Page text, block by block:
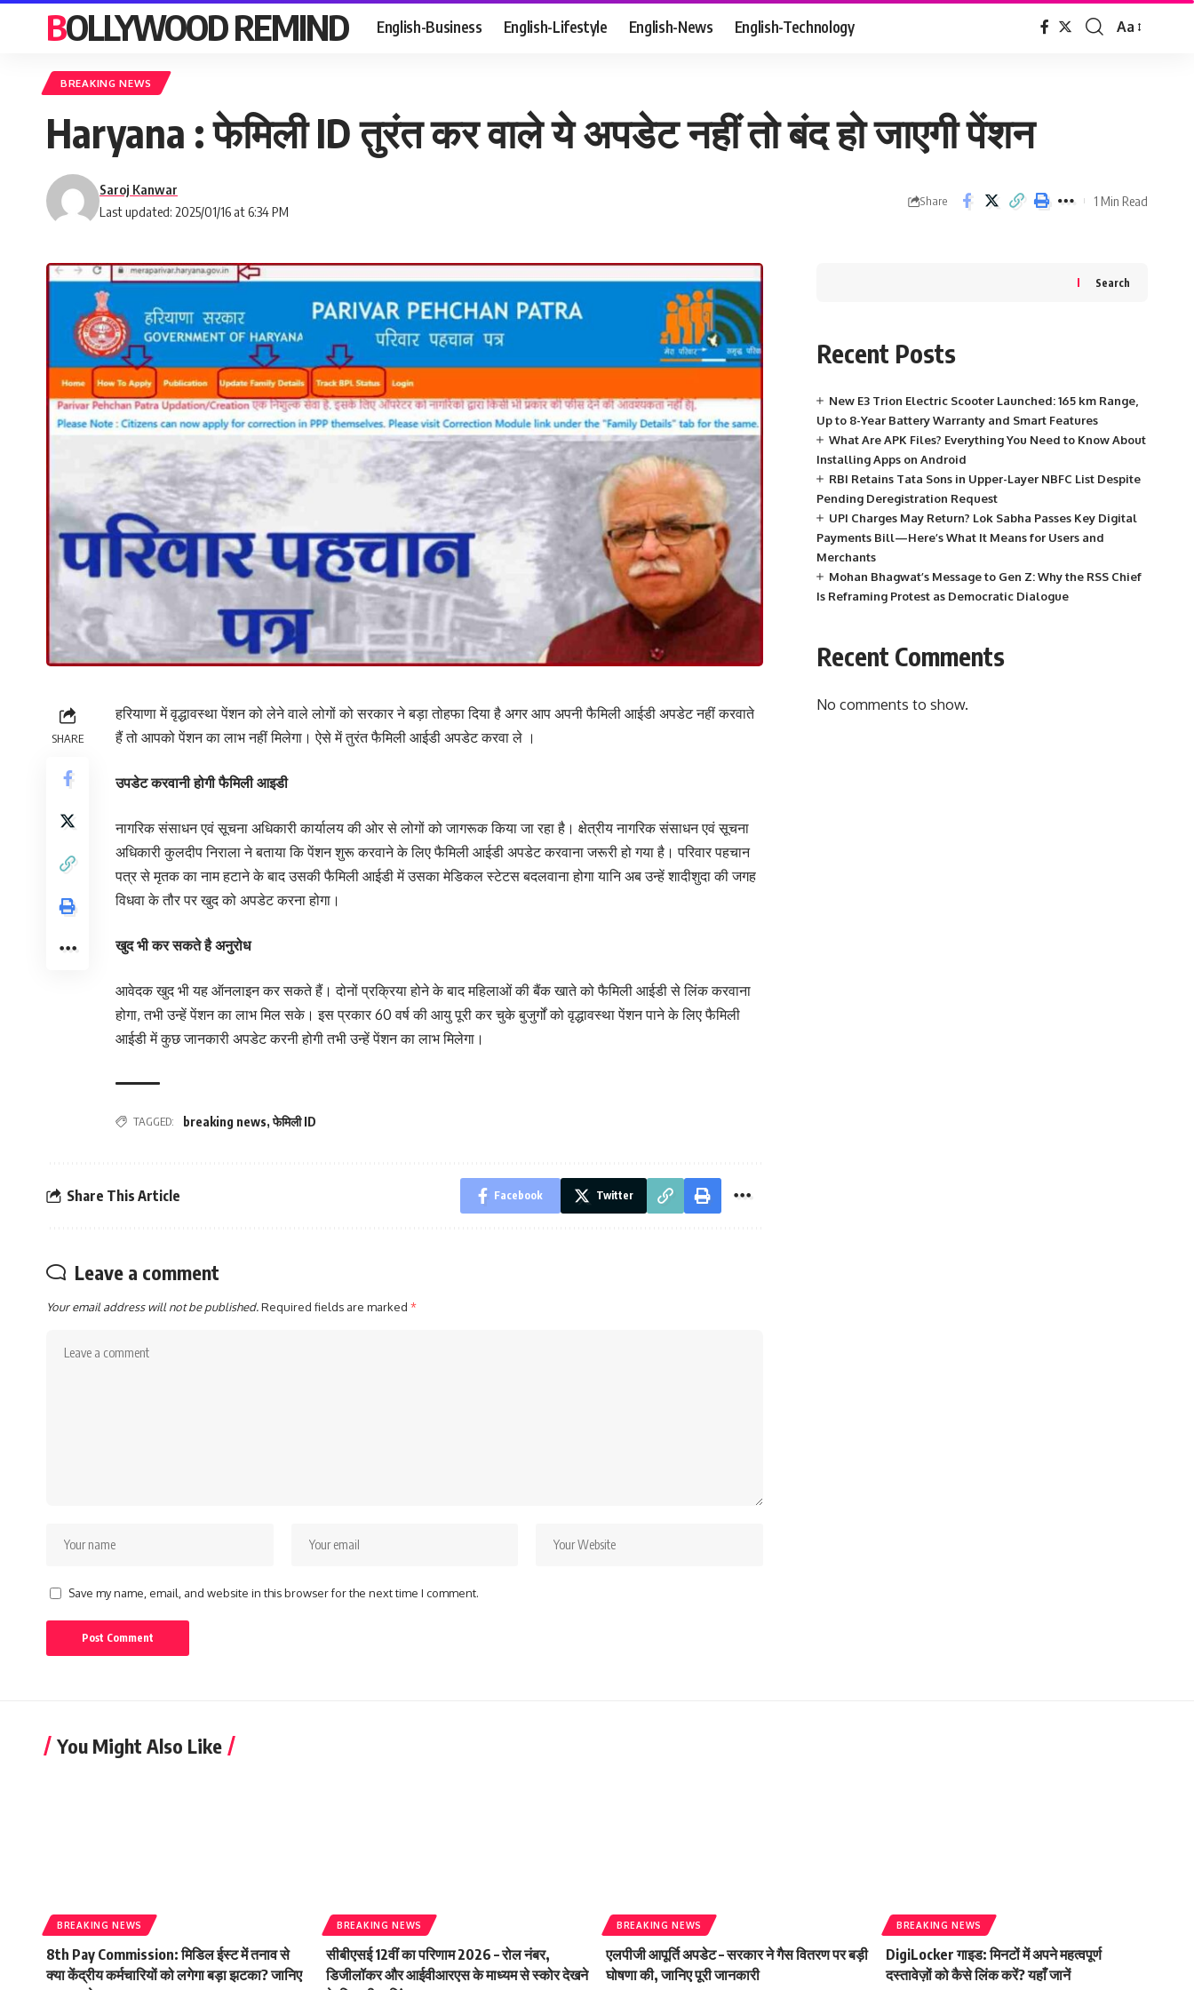
BOLLYWOOD REMIND English-Business English-Lifestyle English-News English-Technology
Font
Aa
BREAKING NEWS
Haryana : फेमिली ID तुरंत कर वाले ये अपडेट नहीं तो बंद हो जाएगी पेंशन
Last updated: 2025/01/16 at 6:34 PM
Saroj Kanwar
Share 1 Min Read
SHARE
हरियाणा में वृद्धावस्था पेंशन को लेने वाले लोगों को सरकार ने बड़ा तोहफा दिया है अगर आप अपनी फैमिली आईडी अपडेट नहीं करवाते
हैं तो आपको पेंशन का लाभ नहीं मिलेगा। ऐसे में तुरंत फैमिली आईडी अपडेट करवा ले ।
उपडेट करवानी होगी फैमिली आइडी
नागरिक संसाधन एवं सूचना अधिकारी कार्यालय की ओर से लोगों को जागरूक किया जा रहा है। क्षेत्रीय नागरिक संसाधन एवं सूचना
अधिकारी कुलदीप निराला ने बताया कि पेंशन शुरू करवाने के लिए फैमिली आईडी अपडेट करवाना जरूरी हो गया है। परिवार पहचान
पत्र से मृतक का नाम हटाने के बाद उसकी फैमिली आईडी में उसका मेडिकल स्टेटस बदलवाना होगा यानि अब उन्हें शादीशुदा की जगह
विधवा के तौर पर खुद को अपडेट करना होगा।
खुद भी कर सकते है अनुरोध
आवेदक खुद भी यह ऑनलाइन कर सकते हैं। दोनों प्रक्रिया होने के बाद महिलाओं की बैंक खाते को फैमिली आईडी से लिंक करवाना
होगा, तभी उन्हें पेंशन का लाभ मिल सके। इस प्रकार 60 वर्ष की आयु पूरी कर चुके बुजुर्गों को वृद्धावस्था पेंशन पाने के लिए फैमिली
आईडी में कुछ जानकारी अपडेट करनी होगी तभी उन्हें पेंशन का लाभ मिलेगा।
TAGGED: breaking news,फेमिली ID
Share This Article Facebook Twitter
Leave a comment
Your email address will not be published.Required fields are marked *
Save my name, email, and website in this browser for the next time I comment.
Search
Recent Posts
New E3 Trion Electric Scooter Launched: 165 km Range,
Up to 8-Year Battery Warranty and Smart Features
What Are APK Files? Everything You Need to Know About
Installing Apps on Android
RBI Retains Tata Sons in Upper-Layer NBFC List Despite
Pending Deregistration Request
UPI Charges May Return? Lok Sabha Passes Key Digital
Payments Bill—Here’s What It Means for Users and
Merchants
Mohan Bhagwat’s Message to Gen Z: Why the RSS Chief
Is Reframing Protest as Democratic Dialogue
Recent Comments
No comments to show.
You Might Also Like
BREAKING NEWS
8th Pay Commission: मिडिल ईस्ट में तनाव से
क्या केंद्रीय कर्मचारियों को लगेगा बड़ा झटका? जानिए
BREAKING NEWS
सीबीएसई 12वीं का परिणाम 2026 – रोल नंबर,
डिजीलॉकर और आईवीआरएस के माध्यम से स्कोर देखने
BREAKING NEWS
एलपीजी आपूर्ति अपडेट – सरकार ने गैस वितरण पर बड़ी
घोषणा की, जानिए पूरी जानकारी
BREAKING NEWS
DigiLocker गाइड: मिनटों में अपने महत्वपूर्ण
दस्तावेज़ों को कैसे लिंक करें? यहाँ जानें